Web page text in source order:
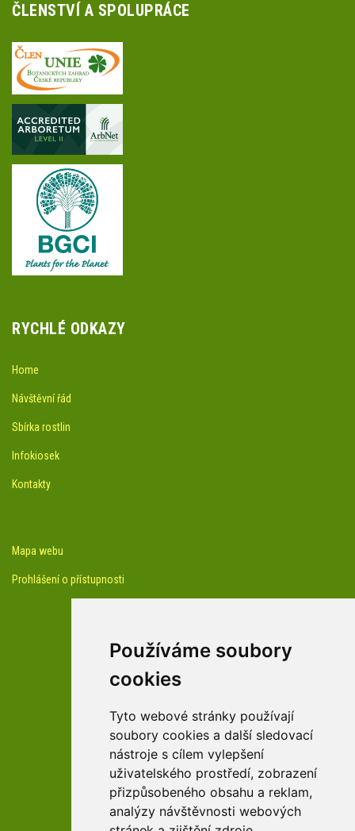
Používáme soubory
cookies
Tyto webové stránky používají
soubory cookies a další sledovací
nástroje s cílem vylepšení
uživatelského prostředí, zobrazení
přizpůsobeného obsahu a reklam,
analýzy návštěvnosti webových
ČLENSTVÍ A SPOLUPRÁCE
RYCHLÉ ODKAZY
Home
Návštěvní řád
Sbírka rostlin
Infokiosek
Kontakty
Mapa webu
Prohlášení o přístupnosti
Youtube kanál arboreta